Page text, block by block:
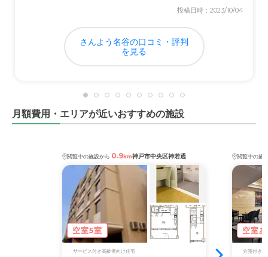
近隣環境は人でにぎやかなため、静かなる環境ではなかっ
たが、それ以上に交通アクセスが抜群だった。
料金費用について
投稿日時：2023/10/04
さんよう名谷の口コミ・評判
を見る
月額費用・エリアが近いおすすめの施設
閲覧中の施設から 0.9km神戸市中央区神若通
空室5室
サービス付き高齢者向け住宅
閲覧中の施
空室
介護付き有